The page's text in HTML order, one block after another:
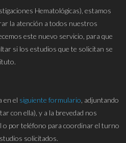
Hematológicas), estamos
la atención a todos nuestros
este nuevo servicio, para que
si los estudios que te solicitan se
en el siguiente formulario , adjuntando
con ella), y a la brevedad nos
o por teléfono para coordinar el turno
solicitados.